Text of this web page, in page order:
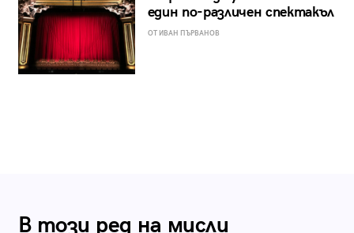
един по-различен спектакъл
ОТ ИВАН ПЪРВАНОВ
В този ред на мисли